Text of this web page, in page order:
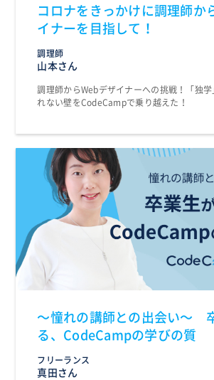
コロナをきっかけに調理師か
イナーを目指して！
調理師
山本さん
調理師からWebデザイナーへの挑戦！「独
れない壁をCodeCampで乗り越えた！
〜憧れの講師との出会い〜
る、CodeCampの学びの質
フリーランス
真田さん